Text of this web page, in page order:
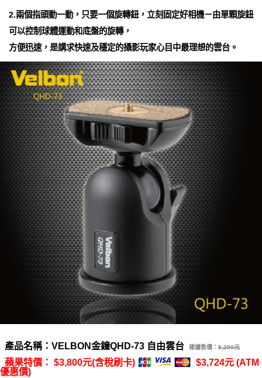
2.兩個指頭動一動，只要一個旋轉鈕，立刻固定好相機－由單顆旋鈕
可以控制球體運動和底盤的旋轉，
方便迅速，是講求快速及穩定的攝影玩家心目中最理想的雲台。
產品名稱：VELBON金鐘QHD-73 自由雲台 建議售價： 5,200元
蘋果特價： $3,800元(含稅刷卡)
$3,724元 (ATM
優惠價)